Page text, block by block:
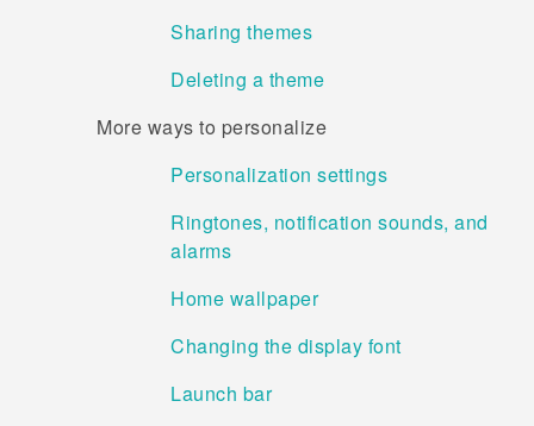
Sharing themes
Deleting a theme
More ways to personalize
Personalization settings
Ringtones, notification sounds, and
alarms
Home wallpaper
Changing the display font
Launch bar